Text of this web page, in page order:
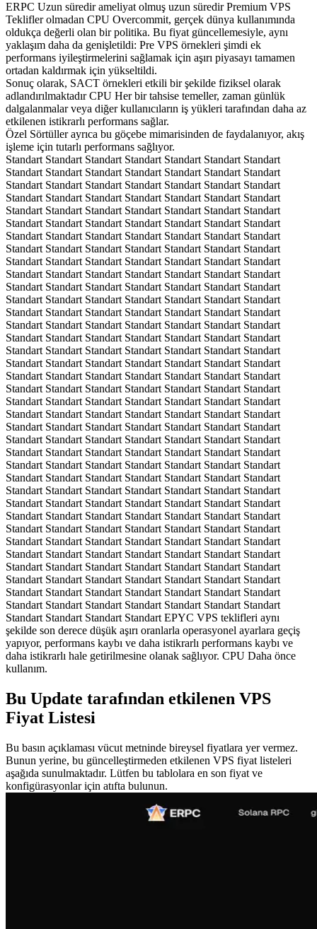
ERPC Uzun süredir ameliyat olmuş uzun süredir Premium VPS
Teklifler olmadan CPU Overcommit, gerçek dünya kullanımında
oldukça değerli olan bir politika. Bu fiyat güncellemesiyle, aynı
yaklaşım daha da genişletildi: Pre VPS örnekleri şimdi ek
performans iyileştirmelerini sağlamak için aşırı piyasayı tamamen
ortadan kaldırmak için yükseltildi.
Sonuç olarak, SACT örnekleri etkili bir şekilde fiziksel olarak
adlandırılmaktadır CPU Her bir tahsise temeller, zaman günlük
dalgalanmalar veya diğer kullanıcıların iş yükleri tarafından daha az
etkilenen istikrarlı performans sağlar.
Özel Sörtüller ayrıca bu göçebe mimarisinden de faydalanıyor, akış
işleme için tutarlı performans sağlıyor.
Standart Standart Standart Standart Standart Standart Standart
Standart Standart Standart Standart Standart Standart Standart
Standart Standart Standart Standart Standart Standart Standart
Standart Standart Standart Standart Standart Standart Standart
Standart Standart Standart Standart Standart Standart Standart
Standart Standart Standart Standart Standart Standart Standart
Standart Standart Standart Standart Standart Standart Standart
Standart Standart Standart Standart Standart Standart Standart
Standart Standart Standart Standart Standart Standart Standart
Standart Standart Standart Standart Standart Standart Standart
Standart Standart Standart Standart Standart Standart Standart
Standart Standart Standart Standart Standart Standart Standart
Standart Standart Standart Standart Standart Standart Standart
Standart Standart Standart Standart Standart Standart Standart
Standart Standart Standart Standart Standart Standart Standart
Standart Standart Standart Standart Standart Standart Standart
Standart Standart Standart Standart Standart Standart Standart
Standart Standart Standart Standart Standart Standart Standart
Standart Standart Standart Standart Standart Standart Standart
Standart Standart Standart Standart Standart Standart Standart
Standart Standart Standart Standart Standart Standart Standart
Standart Standart Standart Standart Standart Standart Standart
Standart Standart Standart Standart Standart Standart Standart
Standart Standart Standart Standart Standart Standart Standart
Standart Standart Standart Standart Standart Standart Standart
Standart Standart Standart Standart Standart Standart Standart
Standart Standart Standart Standart Standart Standart Standart
Standart Standart Standart Standart Standart Standart Standart
Standart Standart Standart Standart Standart Standart Standart
Standart Standart Standart Standart Standart Standart Standart
Standart Standart Standart Standart Standart Standart Standart
Standart Standart Standart Standart Standart Standart Standart
Standart Standart Standart Standart Standart Standart Standart
Standart Standart Standart Standart Standart Standart Standart
Standart Standart Standart Standart Standart Standart Standart
Standart Standart Standart Standart Standart Standart Standart
Standart Standart Standart Standart EPYC VPS teklifleri aynı
şekilde son derece düşük aşırı oranlarla operasyonel ayarlara geçiş
yapıyor, performans kaybı ve daha istikrarlı performans kaybı ve
daha istikrarlı hale getirilmesine olanak sağlıyor. CPU Daha önce
kullanım.
Bu Update tarafından etkilenen VPS
Fiyat Listesi
Bu basın açıklaması vücut metninde bireysel fiyatlara yer vermez.
Bunun yerine, bu güncelleştirmeden etkilenen VPS fiyat listeleri
aşağıda sunulmaktadır. Lütfen bu tablolara en son fiyat ve
konfigürasyonlar için atıfta bulunun.